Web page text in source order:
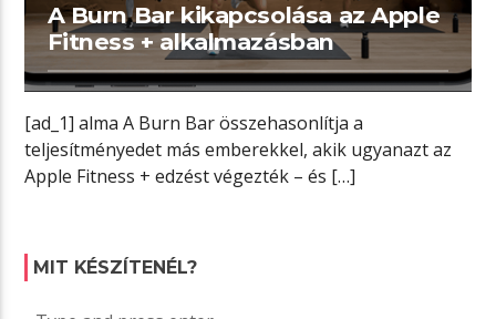
A Burn Bar kikapcsolása az Apple
Fitness + alkalmazásban
[ad_1] alma A Burn Bar összehasonlítja a
teljesítményedet más emberekkel, akik ugyanazt az
Apple Fitness + edzést végezték – és […]
MIT KÉSZÍTENÉL?